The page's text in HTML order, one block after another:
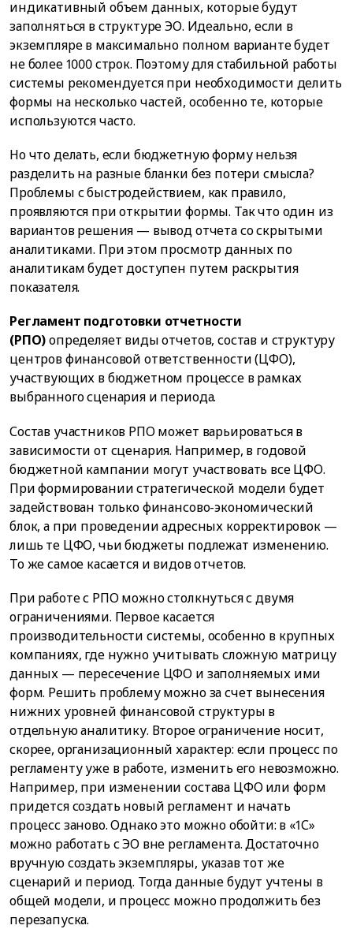
индикативный объем данных, которые будут
заполняться в структуре ЭО. Идеально, если в
экземпляре в максимально полном варианте будет
не более 1000 строк. Поэтому для стабильной работы
системы рекомендуется при необходимости делить
формы на несколько частей, особенно те, которые
используются часто.
Но что делать, если бюджетную форму нельзя
разделить на разные бланки без потери смысла?
Проблемы с быстродействием, как правило,
проявляются при открытии формы. Так что один из
вариантов решения — вывод отчета со скрытыми
аналитиками. При этом просмотр данных по
аналитикам будет доступен путем раскрытия
показателя.
Регламент подготовки отчетности
(РПО)определяет виды отчетов, состав и структуру
центров финансовой ответственности (ЦФО),
участвующих в бюджетном процессе в рамках
выбранного сценария и периода.
Состав участников РПО может варьироваться в
зависимости от сценария. Например, в годовой
бюджетной кампании могут участвовать все ЦФО.
При формировании стратегической модели будет
задействован только финансово-экономический
блок, а при проведении адресных корректировок —
лишь те ЦФО, чьи бюджеты подлежат изменению.
То же самое касается и видов отчетов.
При работе с РПО можно столкнуться с двумя
ограничениями. Первое касается
производительности системы, особенно в крупных
компаниях, где нужно учитывать сложную матрицу
данных — пересечение ЦФО и заполняемых ими
форм. Решить проблему можно за счет вынесения
нижних уровней финансовой структуры в
отдельную аналитику. Второе ограничение носит,
скорее, организационный характер: если процесс по
регламенту уже в работе, изменить его невозможно.
Например, при изменении состава ЦФО или форм
придется создать новый регламент и начать
процесс заново. Однако это можно обойти: в «1С»
можно работать с ЭО вне регламента. Достаточно
вручную создать экземпляры, указав тот же
сценарий и период. Тогда данные будут учтены в
общей модели, и процесс можно продолжить без
перезапуска.